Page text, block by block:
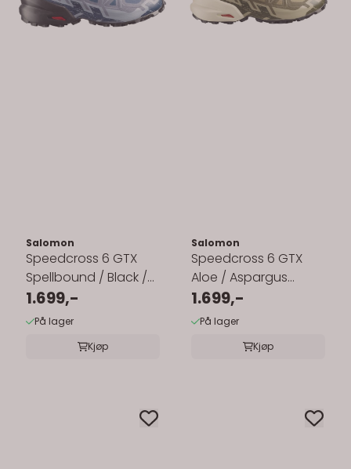
Salomon
Speedcross 6 GTX
Spellbound / Black /
Tradewinds
1.699,-
På lager
Kjøp
Salomon
Speedcross 6 GTX
Aloe / Aspargus
Green / Grape Leaf
1.699,-
På lager
Kjøp